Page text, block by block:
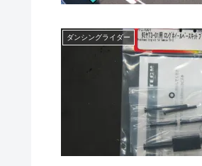
ダンシングライダー